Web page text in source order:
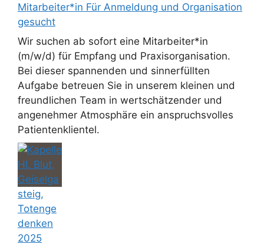
Mitarbeiter*in Für Anmeldung und Organisation
gesucht
Wir suchen ab sofort eine Mitarbeiter*in
(m/w/d) für Empfang und Praxisorganisation.
Bei dieser spannenden und sinnerfüllten
Aufgabe betreuen Sie in unserem kleinen und
freundlichen Team in wertschätzender und
angenehmer Atmosphäre ein anspruchsvolles
Patientenklientel.